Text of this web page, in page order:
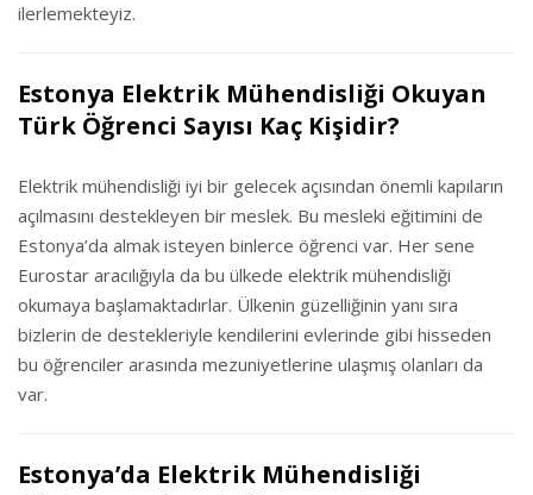
ilerlemekteyiz.
Estonya Elektrik Mühendisliği Okuyan
Türk Öğrenci Sayısı Kaç Kişidir?
Elektrik mühendisliği iyi bir gelecek açısından önemli kapıların
açılmasını destekleyen bir meslek. Bu mesleki eğitimini de
Estonya’da almak isteyen binlerce öğrenci var. Her sene
Eurostar aracılığıyla da bu ülkede elektrik mühendisliği
okumaya başlamaktadırlar. Ülkenin güzelliğinin yanı sıra
bizlerin de destekleriyle kendilerini evlerinde gibi hisseden
bu öğrenciler arasında mezuniyetlerine ulaşmış olanları da
var.
Estonya’da Elektrik Mühendisliği